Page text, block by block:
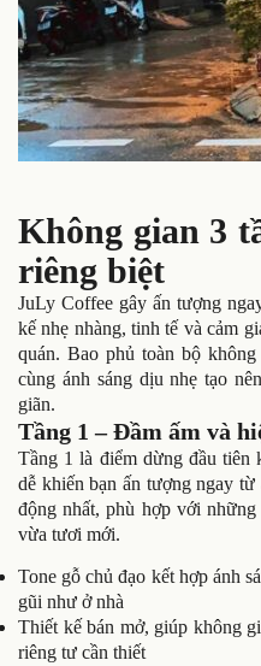
Không gian 3
riêng biệt
JuLy Coffee gây ấn tượng
kế nhẹ nhàng, tinh tế và cảm
quán. Bao phủ toàn bộ
cùng ánh sáng dịu nhẹ tạo
giãn.
Tầng 1 – Đầm ấm và
Tầng 1 là điểm dừng đầu tiên
dễ khiến bạn ấn tượng ngay
động nhất, phù hợp với
vừa tươi mới.
Tone gỗ chủ đạo kết hợp ánh
gũi như ở nhà
Thiết kế bán mở, giúp không
riêng tư cần thiết